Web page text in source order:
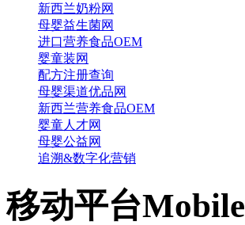
新西兰奶粉网
母婴益生菌网
进口营养食品OEM
婴童装网
配方注册查询
母婴渠道优品网
新西兰营养食品OEM
婴童人才网
母婴公益网
追溯&数字化营销
移动平台Mobile